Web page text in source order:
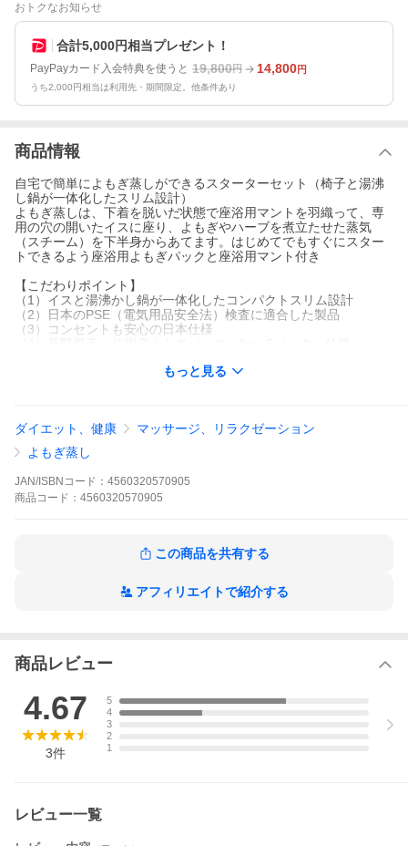
おトクなお知らせ
合計5,000円相当プレゼント！
PayPayカード入会特典を使うと 19,800円 14,800円
うち2,000円相当は利用先・期間限定。他条件あり
商品情報
自宅で簡単によもぎ蒸しができるスターターセット（椅子と湯沸
し鍋が一体化したスリム設計）
よもぎ蒸しは、下着を脱いだ状態で座浴用マントを羽織って、専
用の穴の開いたイスに座り、よもぎやハーブを煮立たせた蒸気
（スチーム）を下半身からあてます。はじめてでもすぐにスター
トできるよう座浴用よもぎパックと座浴用マント付き
【こだわりポイント】
（1）イスと湯沸かし鍋が一体化したコンパクトスリム設計
（2）日本のPSE（電気用品安全法）検査に適合した製品
（3）コンセントも安心の日本仕様
■温度設定について
沸騰後1〜5段階の温度調整
5段階は約100℃、4段階は約86℃、3段階は約80℃、2段階は約7
6℃、1段階は約73℃
※5段階を継続的に使用すると機械への負担が大きいのでご遠慮く
ださい。ご使用時は1〜4段階へ温度をご調整していただき、温度
です。今注目の美容健康メニューです。下着を脱いだ状態で座浴
れております。また、よもぎの香りで心と身体をリフレッシュし
「美容に関心のある方」「健康を維持したい方」「女性特有の悩
みをお持ちの方」「リラックスしたい方」などに、おすすめのよ
もぎ蒸しチェアー。
よもぎの葉・茎・種、全てを使い、よもぎエキスがしっかりと抽
出される最適な細かさに砕いたあと、手作業で一つ一つ丁寧にパ
ックに詰めています。お湯で煮だした時の香りが大変よく、よも
もっと見る
ダイエット、健康
マッサージ、リラクゼーション
よもぎ蒸し
JAN/ISBNコード： 4560320570905
商品 コード： 4560320570905
この商品を共有する
アフィリエイトで紹介する
商品レビュー
4.67
3件
5
4
3
2
1
レビュー一覧